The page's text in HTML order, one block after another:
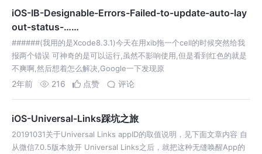
iOS-IB-Designable-Errors-Failed-to-update-auto-lay
out-status-……
######(我用的是Xcode8.3.1)今天在用xib拖一个cell的时候突然给我
报两个错误 可神奇的是可以运行,虽然不影响使用,但是看到红色的就是
不爽啊,然后想着怎么解决,Google一下发现原
2年前 216 点赞 评论
iOS-Universal-Links踩坑之旅
20191031关于Universal Links appID的取值说明，见下面文章内容 自
从微信7.0.5版本放开 Universal Links之后，就把这种无缝唤醒App的